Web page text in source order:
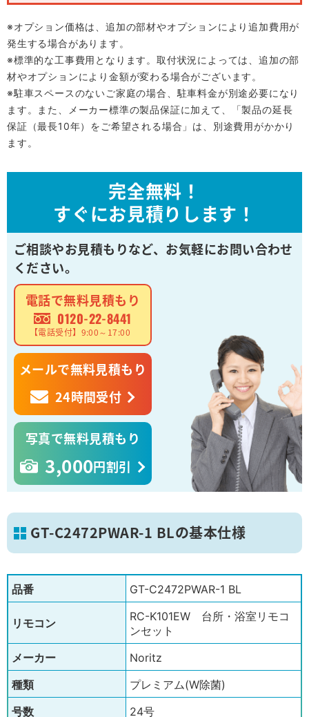
※オプション価格は、追加の部材やオプションにより追加費用が
発生する場合があります。
※標準的な工事費用となります。取付状況によっては、追加の部
材やオプションにより金額が変わる場合がございます。
※駐車スペースのないご家庭の場合、駐車料金が別途必要になり
ます。また、メーカー標準の製品保証に加えて、「製品の延長
保証（最長10年）をご希望される場合」は、別途費用がかかり
ます。
完全無料！
すぐにお見積りします！
ご相談やお見積もりなど、 お気軽にお問い合わせ
ください。
電話で無料見積もり
0120-22-8441
【電話受付】9:00～17:00
メールで無料見積もり
24時間受付
写真で無料見積もり
3,000円割引
GT-C2472PWAR-1 BLの基本仕様
品番 GT-C2472PWAR-1 BL
リモコン
RC-K101EW 台所・浴室リモコ
ンセット
メーカー
Noritz
種類
プレミアム(W除菌)
号数
24号